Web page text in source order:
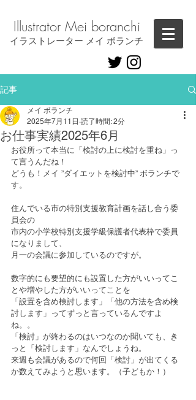
Illustrator ​Mei boranchi
​イラストレーター メイ ボランチ
記事
お仕事実績2025年6月
メイ ボランチ
2025年7月11日 読了時間: 2分
お役所って本当に「検討の上に検討を重ね」っ
て言うんだね！
どうも！メイ ”ダイエットを検討中” ボランチで
す。
住んでいる市の特別支援教育計画を話し合う委
員会の
市内の小学校特別支援学級保護者代表枠で委員
になりまして、
月一の会議に参加しているのですが。
数字的にも要望的にも設置した方がいいってこ
とや増やした方がいいってことを
「設置を含め検討します」「他の方法を含め検
討します」ってずっと言っているんですよ
ね。。
「検討」が終わるのはいつなのか聞いても、き
っと「検討します」なんでしょうね。
来週も会議があるので何回「検討」が出てくる
か数えてみようと思います。（子どもか！）